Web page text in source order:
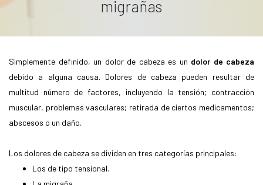
migrañas
Simplemente definido, un dolor de cabeza es un dolor de cabeza
debido a alguna causa. Dolores de cabeza pueden resultar de
multitud número de factores, incluyendo la tensión; contracción
muscular, problemas vasculares; retirada de ciertos medicamentos;
abscesos o un daño.
Los dolores de cabeza se dividen en tres categorías principales:
Los de tipo tensional.